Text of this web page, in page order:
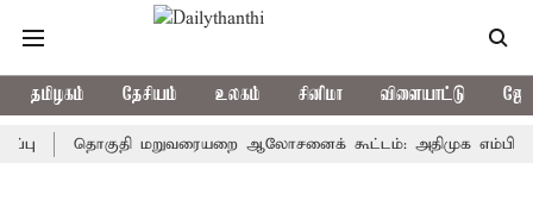
தமிழகம் தேசியம் உலகம் சினிமா விளையாட்டு
தொகுதி மறுவரையறை ஆலோசனைக் கூட்டம்: அதிமுக எம்பிக்கள்